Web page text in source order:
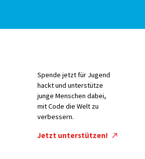
Spende jetzt für Jugend
hackt und unterstütze
junge Menschen dabei,
mit Code die Welt zu
verbessern.
Jetzt unterstützen!